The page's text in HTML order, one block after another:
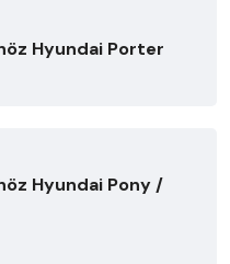
Hyundai Porter
Hyundai Pony /